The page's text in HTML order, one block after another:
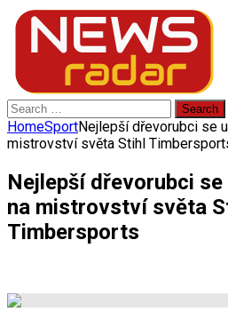
Search
for:
HomeSportNejlepší dřevorubci se
mistrovství světa Stihl
Nejlepší dřevorubci
na mistrovství světa
Timbersports